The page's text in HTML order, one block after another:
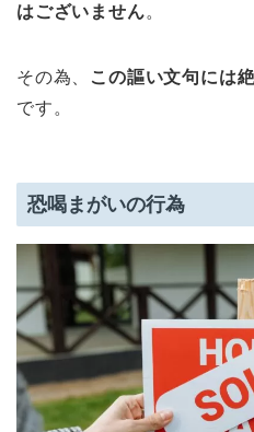
はございません。
その為、 この謳い文句には
です。
恐喝まがいの行為